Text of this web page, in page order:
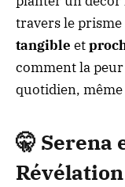
travers le
tangible et
comment la
quotidien, même
🤫 Serena